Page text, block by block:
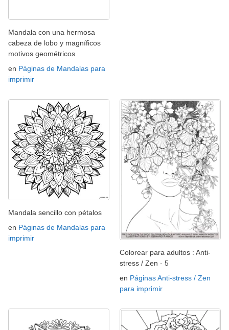
Mandala con una hermosa
cabeza de lobo y magníficos
motivos geométricos
en Páginas de Mandalas para
imprimir
Mandala sencillo con pétalos
en Páginas de Mandalas para
imprimir
Colorear para adultos : Anti-
stress / Zen - 5
en Páginas Anti-stress / Zen
para imprimir